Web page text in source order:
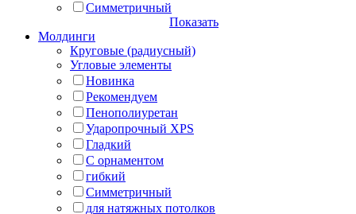
Симметричный
Показать
Молдинги
Круговые (радиусный)
Угловые элементы
Новинка
Рекомендуем
Пенополиуретан
Ударопрочный XPS
Гладкий
С орнаментом
гибкий
Симметричный
для натяжных потолков